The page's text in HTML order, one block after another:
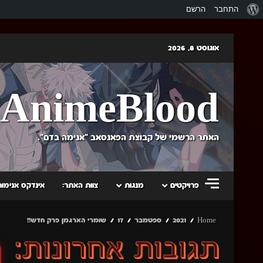
אודות
התחבר הרשם
content
אוגוסט 8, 2026
AnimeBlood
האתר הרשמי של קבוצת הפאנסאב "אנימה בדם".
פרויקטים מנגות צוות האתר: אינדקס
Home
2021 ספטמבר 17 שומרי הארגמן פרק חדש!!